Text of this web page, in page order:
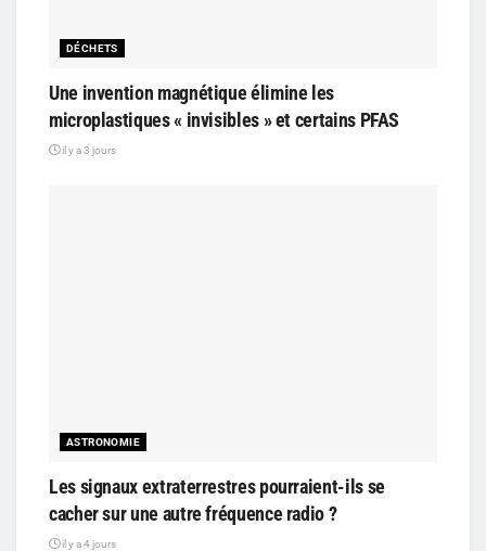
DÉCHETS
Une invention magnétique élimine les
microplastiques « invisibles » et certains PFAS
il y a 3 jours
ASTRONOMIE
Les signaux extraterrestres pourraient-ils se
cacher sur une autre fréquence radio ?
il y a 4 jours